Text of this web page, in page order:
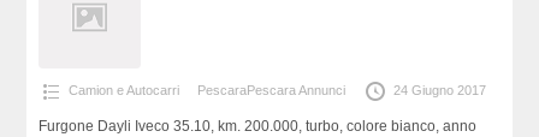
Camion e Autocarri PescaraPescara Annunci 24 Giugno 2017
Furgone Dayli Iveco 35.10, km. 200.000, turbo, colore bianco, anno